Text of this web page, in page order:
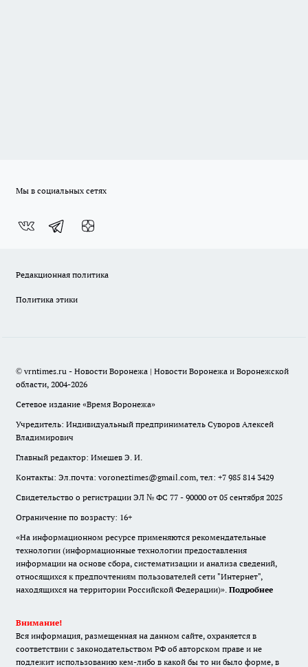
Мы в социальных сетях
Редакционная политика
Политика этики
© vrntimes.ru - Новости Воронежа | Новости Воронежа и Воронежской
области, 2004-2026
Сетевое издание «Время Воронежа»
Учредитель: Индивидуальный предприниматель Суворов Алексей
Владимирович
Главный редактор: Имешев Э. И.
Контакты: Эл.почта: voroneztimes@gmail.com, тел: +7 985 814 3429
Свидетельство о регистрации ЭЛ № ФС 77 - 90000 от 05 сентября 2025
Ограничение по возрасту: 16+
«На информационном ресурсе применяются рекомендательные
технологии (информационные технологии предоставления
информации на основе сбора, систематизации и анализа сведений,
относящихся к предпочтениям пользователей сети "Интернет",
находящихся на территории Российской Федерации)». Подробнее
Внимание!
Вся информация, размещенная на данном сайте, охраняется в
соответствии с законодательством РФ об авторском праве и не
подлежит использованию кем-либо в какой бы то ни было форме, в